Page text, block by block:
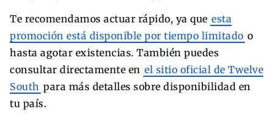
Te recomendamos actuar rápido, ya que esta
promoción está disponible por tiempo limitado o
hasta agotar existencias. También puedes
consultar directamente en el sitio oficial de Twelve
South para más detalles sobre disponibilidad en
tu país.